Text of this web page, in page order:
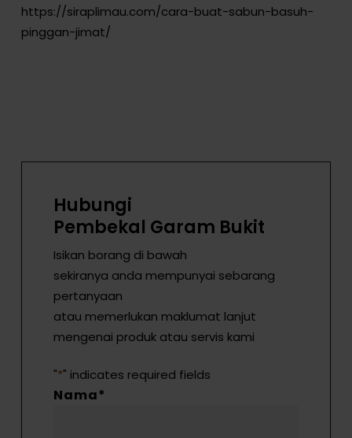
https://siraplimau.com/cara-buat-sabun-basuh-
pinggan-jimat/
Hubungi
Pembekal Garam Bukit
Isikan borang di bawah
sekiranya anda mempunyai sebarang
pertanyaan
atau memerlukan maklumat lanjut
mengenai produk atau servis kami
"*" indicates required fields
Nama*